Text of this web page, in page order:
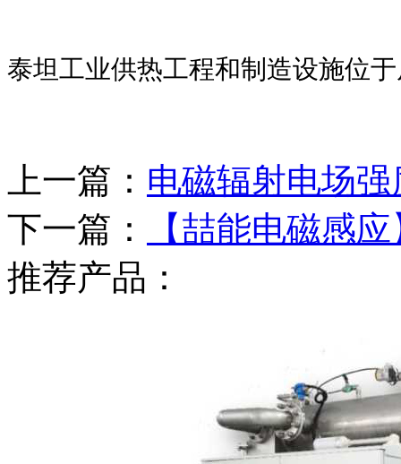
泰坦工业供热工程和制造设施位
上一篇： 电磁辐射电场
下一篇：
【喆能电磁感
推荐产品：